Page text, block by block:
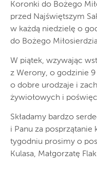
Koronki do Bożego
przed Najświętszym
w każdą niedzielę o
do Bożego
W piątek, wzywając
z Werony, o godzinie
o dobre urodzaje i
żywiołowych i
Składamy bardzo
i Panu za posprzątanie
tygodniu prosimy o
Kulasa, Małgorzatę